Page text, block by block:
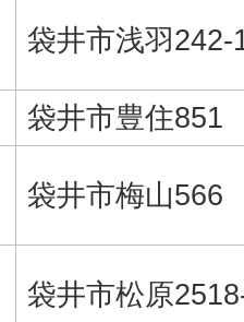
袋井市浅羽242-
袋井市豊住851
袋井市梅山566
袋井市松原